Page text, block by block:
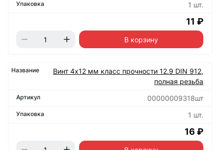
1 шт.
11 ₽
В корзину
Винт 4х12 мм класс прочности 12.9 DIN 912,
полная резьба
00000009318шт
1 шт.
16 ₽